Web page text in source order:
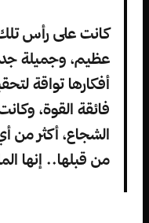
كانت على رأس
عظيم، وجميلة
أفكارها تواقة
فائقة القوة،
الشجاع، أكثر
من قبلها.. إنها